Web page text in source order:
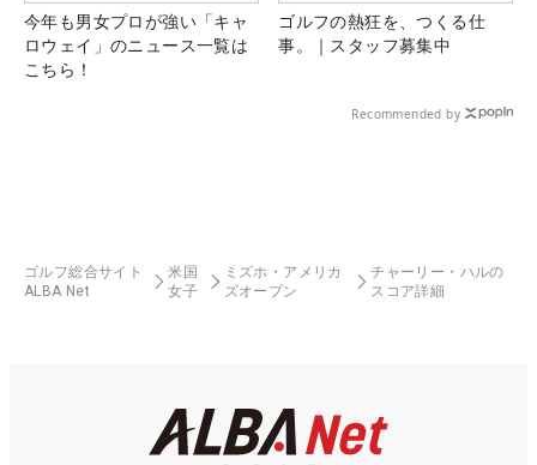
今年も男女プロが強い「キャ
ロウェイ」のニュース一覧は
こちら！
ゴルフの熱狂を、つくる仕
事。｜スタッフ募集中
Recommended by
ゴルフ総合サイト
ALBA Net
米国
女子
ミズホ・アメリカ
ズオープン
チャーリー・ハルの
スコア詳細